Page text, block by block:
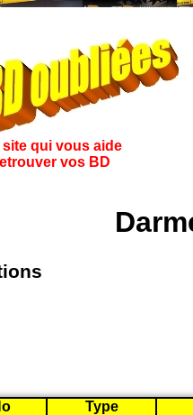
site qui vous aide
vos BD
Type